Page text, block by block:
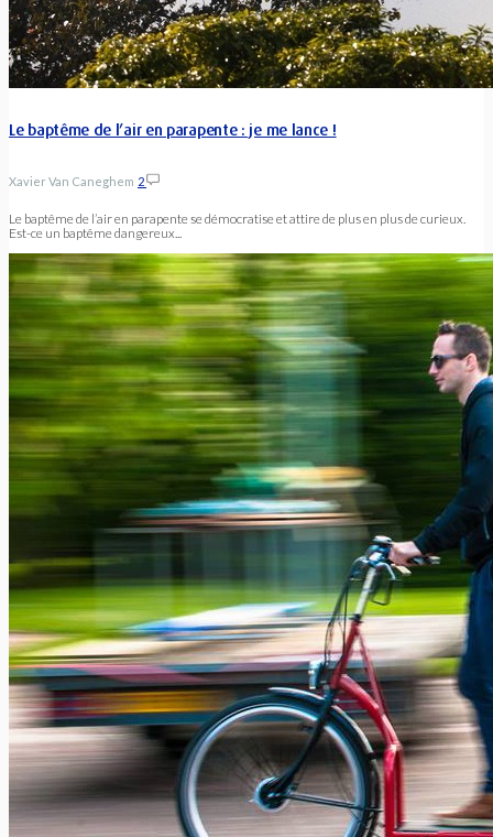
Le baptême de l’air en parapente : je me lance !
Xavier Van Caneghem 2
Le baptême de l’air en parapente se démocratise et attire de plus en plus de curieux.
Est-ce un baptême dangereux...